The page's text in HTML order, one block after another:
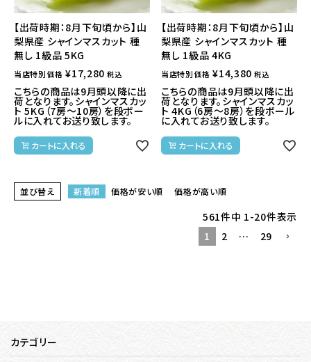
【出荷時期：8月下旬頃から】山
梨県産 シャインマスカット 種
無し 1級品 5KG
当店特別価格 ¥17,280 税込
こちらの商品は9月頭以降に出
荷となります。シャインマスカッ
ト 5KG（7房～10房）を段ボー
ルに入れてお送り致します。
カートに入れる
【出荷時期：8月下旬頃から】山
梨県産 シャインマスカット 種
無し 1級品 4KG
当店特別価格 ¥14,380 税込
こちらの商品は9月頭以降に出
荷となります。シャインマスカッ
ト 4KG（6房～8房）を段ボール
に入れてお送り致します。
カートに入れる
並び替え 新着順 価格が安い順 価格が高い順
561件中 1-20件表示
1
2 … 29
カテゴリー